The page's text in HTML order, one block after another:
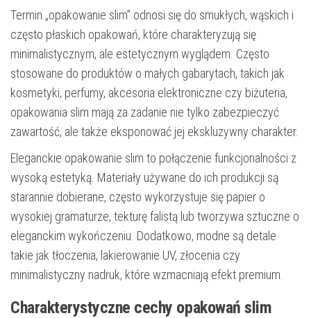
Termin „opakowanie slim” odnosi się do smukłych, wąskich i
często płaskich opakowań, które charakteryzują się
minimalistycznym, ale estetycznym wyglądem. Często
stosowane do produktów o małych gabarytach, takich jak
kosmetyki, perfumy, akcesoria elektroniczne czy biżuteria,
opakowania slim mają za zadanie nie tylko zabezpieczyć
zawartość, ale także eksponować jej ekskluzywny charakter.
Eleganckie opakowanie slim to połączenie funkcjonalności z
wysoką estetyką. Materiały używane do ich produkcji są
starannie dobierane, często wykorzystuje się papier o
wysokiej gramaturze, tekturę falistą lub tworzywa sztuczne o
eleganckim wykończeniu. Dodatkowo, modne są detale
takie jak tłoczenia, lakierowanie UV, złocenia czy
minimalistyczny nadruk, które wzmacniają efekt premium.
Charakterystyczne cechy opakowań slim